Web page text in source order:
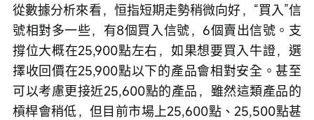
從數據分析來看，恒指短期走勢稍微向好，“買入”信
號相對多一些，有8個買入信號，6個賣出信號。支
撐位大概在25,900點左右，如果想要買入牛證，選
擇收回價在25,900點以下的產品會相對安全。甚至
可以考慮更接近25,600點的產品，雖然這類產品的
槓桿會稍低，但目前市場上25,600點、25,500點甚